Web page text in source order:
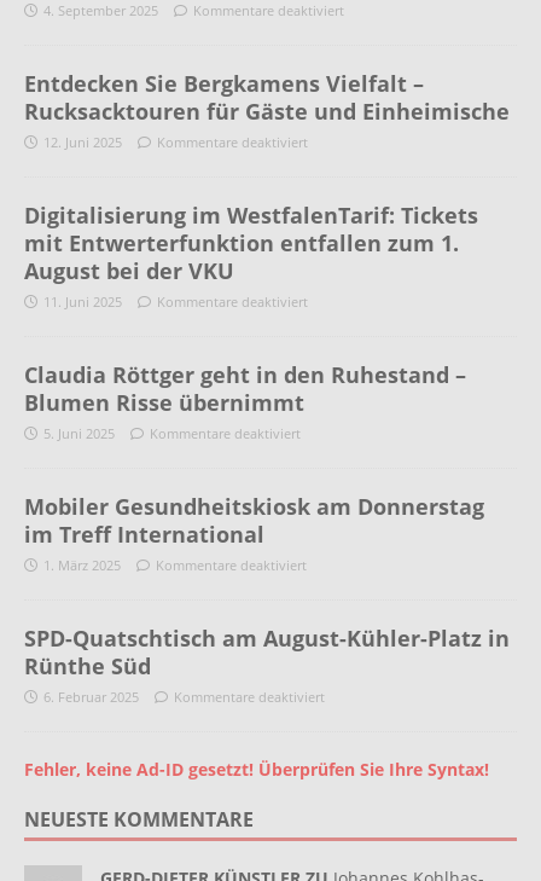
4. September 2025 Kommentare deaktiviert
Entdecken Sie Bergkamens Vielfalt –
Rucksacktouren für Gäste und Einheimische
12. Juni 2025 Kommentare deaktiviert
Digitalisierung im WestfalenTarif: Tickets
mit Entwerterfunktion entfallen zum 1.
August bei der VKU
11. Juni 2025 Kommentare deaktiviert
Claudia Röttger geht in den Ruhestand –
Blumen Risse übernimmt
5. Juni 2025 Kommentare deaktiviert
Mobiler Gesundheitskiosk am Donnerstag
im Treff International
1. März 2025 Kommentare deaktiviert
SPD-Quatschtisch am August-Kühler-Platz in
Rünthe Süd
6. Februar 2025 Kommentare deaktiviert
Fehler, keine Ad-ID gesetzt! Überprüfen Sie Ihre Syntax!
NEUESTE KOMMENTARE